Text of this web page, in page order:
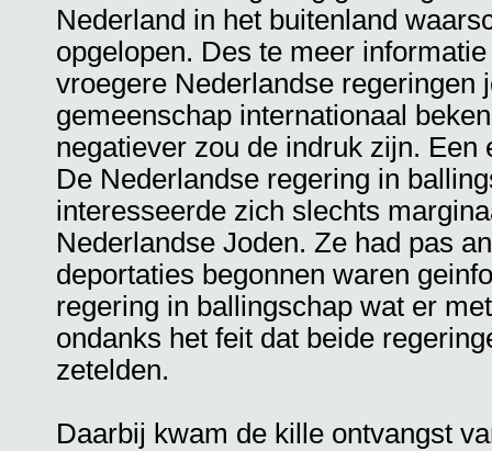
Nederland in het buitenland
opgelopen. Des te meer
vroegere Nederlandse regeringen
gemeenschap internationaal
negatiever zou de indruk zijn. Een
De Nederlandse regering in
interesseerde zich slechts
Nederlandse Joden. Ze had pas
deportaties begonnen waren
regering in ballingschap wat er
ondanks het feit dat beide
zetelden.
Daarbij kwam de kille ontvangst